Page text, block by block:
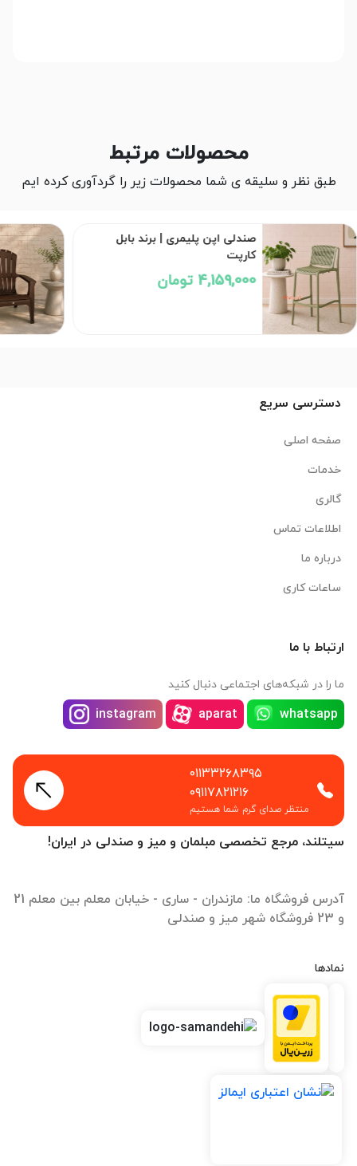
محصولات مرتبط
طبق نظر و سلیقه ی شما محصولات زیر را گردآوری کرده ایم
صندلی پلیمری تگزاس | برند بابل
کارپت
3,117,000 تومان
سیتلند، مرجع تخصصی مبلمان و میز و صندلی در ایران!
آدرس فروشگاه ما: مازندران - ساری - خیابان معلم بین معلم 21
و 23 فروشگاه شهر میز و صندلی
نمادها
دسترسی سریع
صفحه اصلی
خدمات
گالری
اطلاعات تماس
درباره ما
ساعات کاری
ارتباط با ما
ما را در شبکه‌های اجتماعی دنبال کنید
whatsapp
aparat
instagram
۰۱۱۳۳۲۶۸۳۹۵
۰۹۱۱۷۸۲۱۲۱۶
منتظر صدای گرم شما هستیم